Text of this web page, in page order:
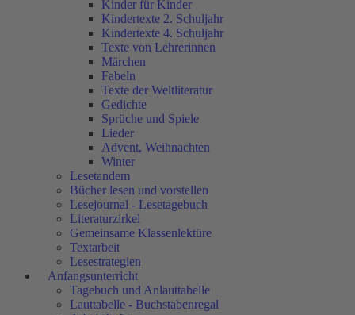
Kinder für Kinder
Kindertexte 2. Schuljahr
Kindertexte 4. Schuljahr
Texte von Lehrerinnen
Märchen
Fabeln
Texte der Weltliteratur
Gedichte
Sprüche und Spiele
Lieder
Advent, Weihnachten
Winter
Lesetandem
Bücher lesen und vorstellen
Lesejournal - Lesetagebuch
Literaturzirkel
Gemeinsame Klassenlektüre
Textarbeit
Lesestrategien
Anfangsunterricht
Tagebuch und Anlauttabelle
Lauttabelle - Buchstabenregal